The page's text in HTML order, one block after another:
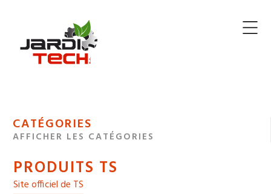
Jarditech
MENU
DE
DES
CATÉGORIES
AFFICHER LES CATÉGORIES
PRODUITS TS
Site officiel de TS